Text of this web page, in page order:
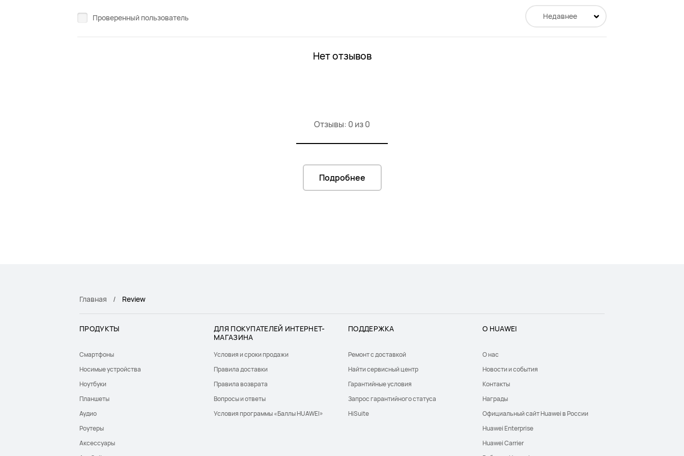
Проверенный пользователь Недавнее
Нет отзывов
Отзывы: 0 из 0
Подробнее
Главная Review
ПРОДУКТЫ
Смартфоны
Носимые устройства
Ноутбуки
Планшеты
Аудио
Роутеры
Аксессуары
ДЛЯ ПОКУПАТЕЛЕЙ ИНТЕРНЕТ-
МАГАЗИНА
Условия и сроки продажи
Правила доставки
Правила возврата
Вопросы и ответы
Условия программы «Баллы HUAWEI»
ПОДДЕРЖКА
Ремонт с доставкой
Найти сервисный центр
Гарантийные условия
Запрос гарантийного статуса
HiSuite
О HUAWEI
О нас
Новости и события
Контакты
Награды
Официальный сайт Huawei в России
Huawei Enterprise
Huawei Carrier